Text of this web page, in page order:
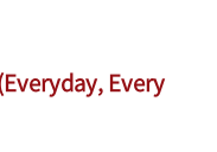
Every